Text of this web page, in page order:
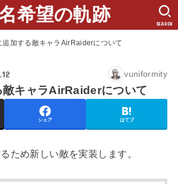
希望の軌跡 SEARCH
追加する敵キャラAirRaiderについて
vuniformity
敵キャラAirRaiderについて
シェア はてブ
ため新しい敵を実装します。